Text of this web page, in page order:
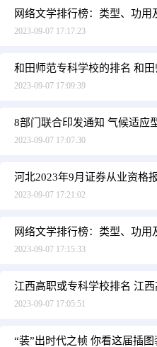
网络文学排行榜：类型、功用
2023-09-07 17:17:23
和田师范专科学校的排名 和
2023-09-07 17:09:39
8部门联合印发通知 气候适应
2023-09-07 17:07:30
河北2023年9月证券从业资格
2023-09-07 17:21:02
网络文学排行榜：类型、功用
2023-09-07 17:15:33
江西高职或专科学校排名 江
2023-09-07 17:05:51
“装”出时代之帧 你看这届插图